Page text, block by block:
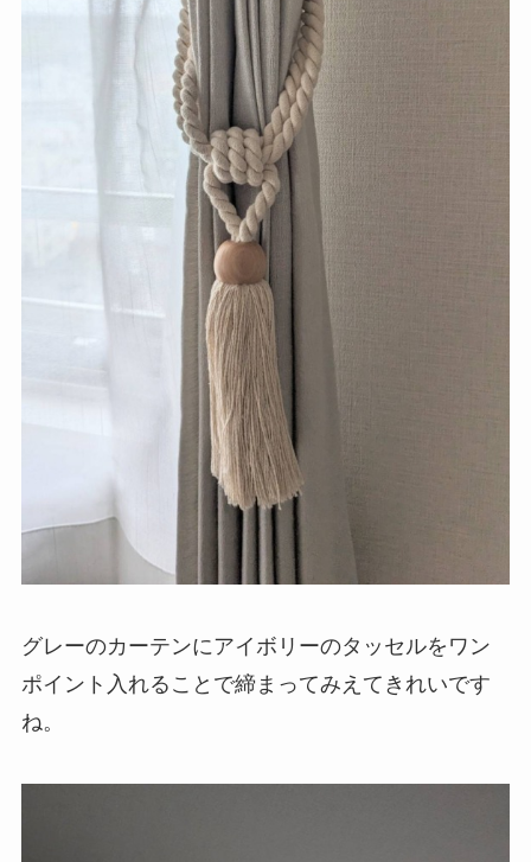
グレーのカーテンにアイボリーのタッセルをワン
ポイント入れることで締まってみえてきれいです
ね。